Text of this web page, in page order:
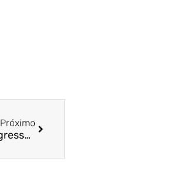
Próximo
Case do Hub Fucape será destaque de congresso internacional da Open Innovation Week